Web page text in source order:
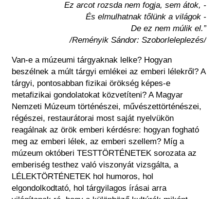
Ez arcot rozsda nem fogja, sem átok, -
És elmulhatnak tőlünk a világok -
De ez nem múlik el.”
/Reményik Sándor: Szoborleleplezés/
Van-e a múzeumi tárgyaknak lelke? Hogyan
beszélnek a múlt tárgyi emlékei az emberi lélekről? A
tárgyi, pontosabban fizikai örökség képes-e
metafizikai gondolatokat közvetíteni? A Magyar
Nemzeti Múzeum történészei, művészettörténészei,
régészei, restaurátorai most saját nyelvükön
reagálnak az örök emberi kérdésre: hogyan fogható
meg az emberi lélek, az emberi szellem? Míg a
múzeum októberi TESTTÖRTÉNETEK sorozata az
emberiség testhez való viszonyát vizsgálta, a
LÉLEKTÖRTÉNETEK hol humoros, hol
elgondolkodtató, hol tárgyilagos írásai arra